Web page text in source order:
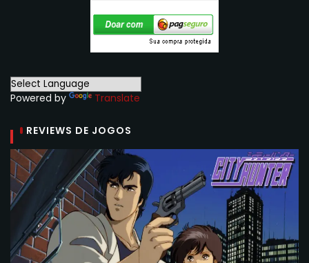
Powered by Translate
REVIEWS DE JOGOS